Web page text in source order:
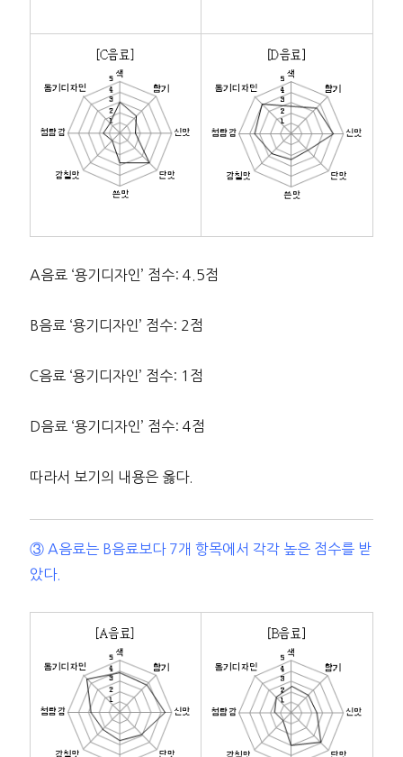
A음료 ‘용기디자인’ 점수: 4.5점
B음료 ‘용기디자인’ 점수: 2점
C음료 ‘용기디자인’ 점수: 1점
D음료 ‘용기디자인’ 점수: 4점
따라서 보기의 내용은 옳다.
③ A음료는 B음료보다 7개 항목에서 각각 높은 점수를 받
았다.